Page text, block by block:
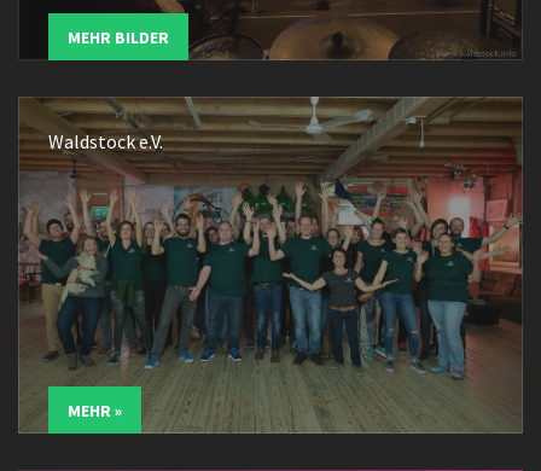
MEHR BILDER
Waldstock e.V.
MEHR »